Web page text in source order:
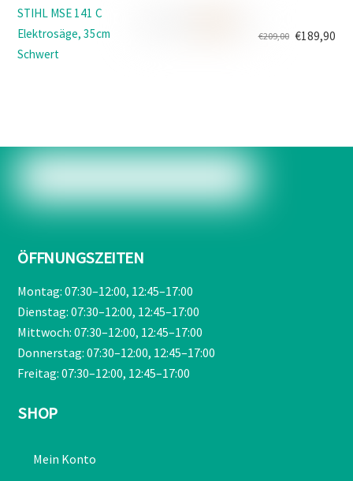
war:
€499,00
ist:
€419,90.
STIHL MSE 141 C
Elektrosäge, 35cm
Schwert
€209,00
Ursprünglicher
€189,90
ÖFFNUNGSZEITEN
Montag: 07:30–12:00, 12:45–17:00
Dienstag: 07:30–12:00, 12:45–17:00
Mittwoch: 07:30–12:00, 12:45–17:00
Donnerstag: 07:30–12:00, 12:45–17:00
Freitag: 07:30–12:00, 12:45–17:00
SHOP
Mein Konto